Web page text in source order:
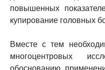
повышенных
купирование головных
Вместе с тем
многоцентровых
обоснованию